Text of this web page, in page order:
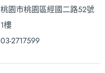
桃園市桃園區經國二路52號
1樓
03-2717599